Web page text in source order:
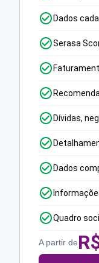
Dados
Serasa
Dívidas,
Dados
Quadro
A partir de